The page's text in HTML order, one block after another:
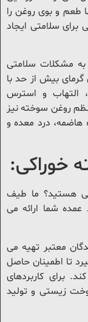
و بوی روغن را
سلامتی ایجاد
مشکلات سلامتی
بیش از حد با
التهاب و استرس
روغن سوخته نیز
درد معده و
هستید؟ ما طیف
شما ارائه می
معتبر تهیه می
تا اطمینان حاصل
برای کاربردهای
زیستی و تولید